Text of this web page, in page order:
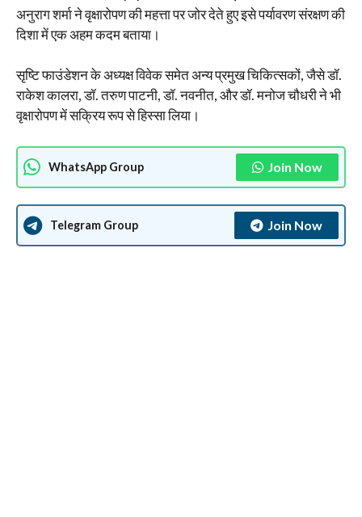
अनुराग शर्मा ने वृक्षारोपण की महत्ता पर जोर देते हुए इसे पर्यावरण संरक्षण की
दिशा में एक अहम कदम बताया।
सृष्टि फाउंडेशन के अध्यक्ष विवेक समेत अन्य प्रमुख चिकित्सकों, जैसे डॉ.
राकेश कालरा, डॉ. तरुण पाटनी, डॉ. नवनीत, और डॉ. मनोज चौधरी ने भी
वृक्षारोपण में सक्रिय रूप से हिस्सा लिया।
WhatsApp Group Join Now
Telegram Group Join Now